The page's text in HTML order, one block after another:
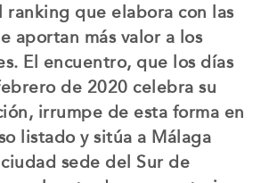
ranking que elabora con las
aportan más valor a los
El encuentro, que los días
de 2020 celebra su
irrumpe de esta forma en
listado y sitúa a Málaga
sede del Sur de